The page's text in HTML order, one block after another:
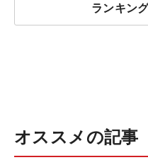
ランキン
オススメの記事